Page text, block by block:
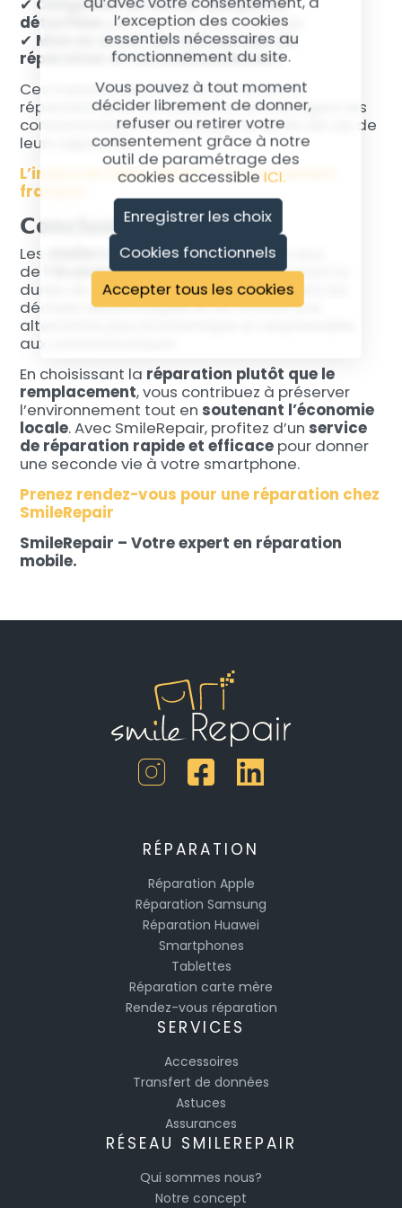
l’exception des cookies
essentiels nécessaires au
fonctionnement du site.
Vous pouvez à tout moment
décider librement de donner,
refuser ou retirer votre
consentement grâce à notre
outil de paramétrage des
cookies accessible ICI.
Enregistrer les choix
Cookies fonctionnels
Accepter tous les cookies
✔ Obligation de fournir des pièces
détachées
pendant plusieurs années
✔ Mise en avant des entreprises de
réparation et reconditionnement
Ces mesures permettent de rendre la
réparation plus accessible et encouragent les
consommateurs à prolonger la durée de vie de
leurs appareils.
L’indice de réparabilité – Gouvernement
français
Conclusion
Les ateliers de réparationsont au cœur
de
l’économie circulaireen prolongeant la
durée de vie des appareils, en réduisant les
déchets électroniques et en offrant une
alternative plus économique et responsable
aux consommateurs.
En choisissant la réparation plutôt que le
remplacement, vous contribuez à préserver
l’environnement tout ensoutenant l’économie
locale. Avec SmileRepair, profitez d’unservice
de réparation rapide et efficace pour donner
une seconde vie à votre smartphone.
Prenez rendez-vous pour une réparation chez
SmileRepair
SmileRepair – Votre expert en réparation
mobile.
RÉPARATION
Réparation Apple
Réparation Samsung
Réparation Huawei
Smartphones
Tablettes
Réparation carte mère
Rendez-vous réparation
SERVICES
Accessoires
Transfert de données
Astuces
Assurances
RÉSEAU SMILEREPAIR
Qui sommes nous?
Notre concept